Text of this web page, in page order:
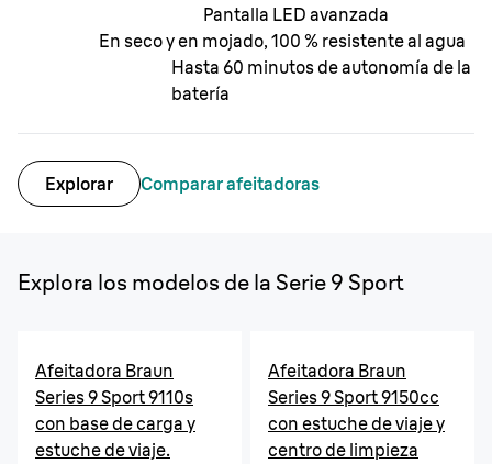
Pantalla LED avanzada
En seco y en mojado, 100 % resistente al agua
Hasta 60 minutos de autonomía de la
batería
Explorar Comparar afeitadoras
Explora los modelos de la Serie 9 Sport
Afeitadora Braun
Series 9 Sport 9110s
con base de carga y
estuche de viaje.
Afeitadora Braun
Series 9 Sport 9150cc
con estuche de viaje y
centro de limpieza